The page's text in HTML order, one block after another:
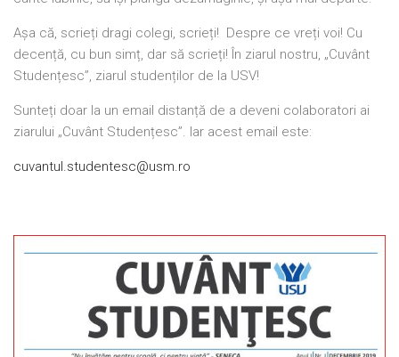
Așa că, scrieți dragi colegi, scrieți! Despre ce vreți voi! Cu
decență, cu bun simț, dar să scrieți! În ziarul nostru, „Cuvânt
Studențesc”, ziarul studenților de la USV!
Sunteți doar la un email distanță de a deveni colaboratori ai
ziarului „Cuvânt Studențesc”. Iar acest email este:
cuvantul.studentesc@usm.ro